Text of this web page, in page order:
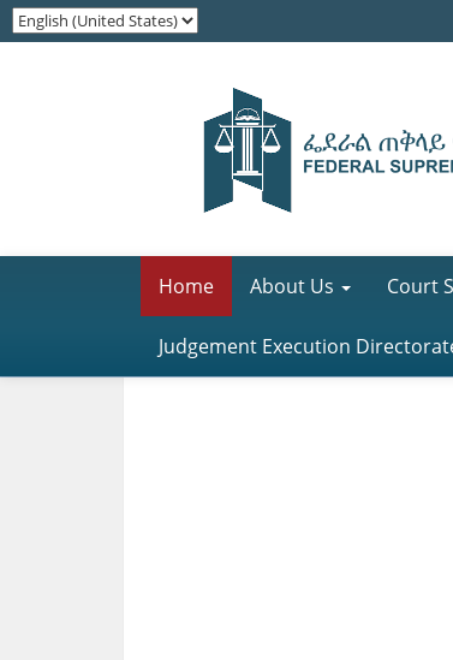
Home About Us Court
Judgement Execution